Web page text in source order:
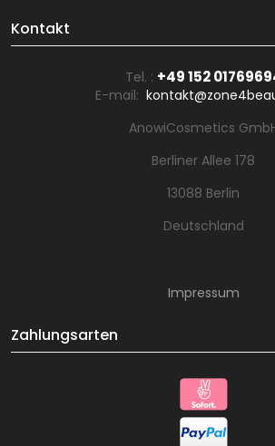
Kontakt
Tel. : +49 152
E-mail:
AnowiCosmetics
Berliner Allee 178
13088 Berlin
Deutschland
Impressum
Zahlungsarten